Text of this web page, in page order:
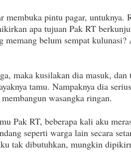
pintu pagar, untuknya.
apa tujuan Pak RT
belum sempat
maka kusilakan dia masuk, dan
tamu. Nampaknya dia
wasangka ringan.
Pak RT, beberapa kali aku
seperti warga lain secara
tak dibutuhkan, mungkin